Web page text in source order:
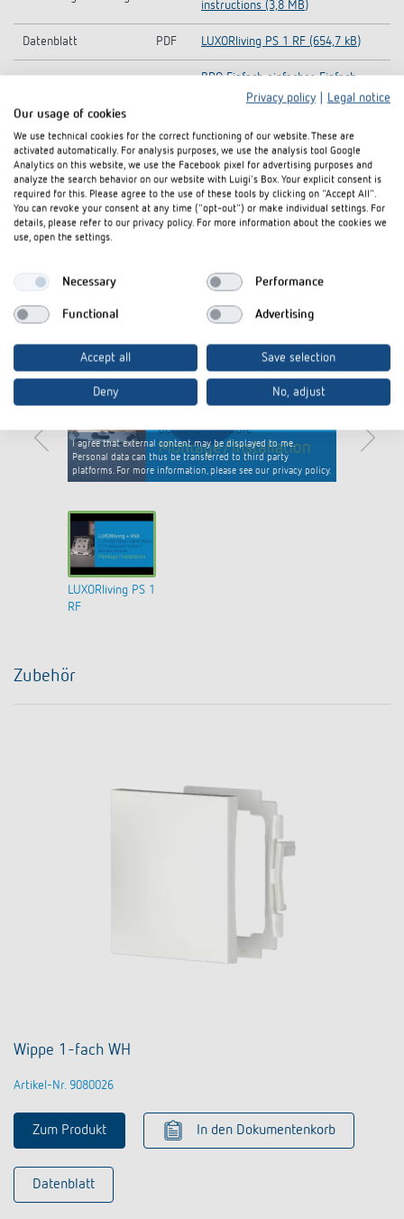
instructions (3,8 MB)
Datenblatt PDF LUXORliving PS 1 RF (654,7 kB)
BRO Einfach einfacher, Einfach
sicherer, LUXORliving Smart
Broschüre PDF
BRO LUXORliving Smart Home-
System Endkunde (2,0 MB)
Katalog PDF Gesamtkatalog 2026 (30,2 MB)
I agree that external content may be displayed to me.
Personal data can thus be transferred to third party
platforms. For more information, please see our privacy policy.
LUXORliving PS 1
RF
Zubehör
Wippe 1-fach WH
Artikel-Nr. 9080026
Zum Produkt In den Dokumentenkorb
Datenblatt
Privacy policy
Legal notice
Our usage of cookies
We use technical cookies for the correct functioning of our website. These are
activated automatically. For analysis purposes, we use the analysis tool Google
Analytics on this website, we use the Facebook pixel for advertising purposes and
analyze the search behavior on our website with Luigi's Box. Your explicit consent is
required for this. Please agree to the use of these tools by clicking on "Accept All".
You can revoke your consent at any time ("opt-out") or make individual settings. For
details, please refer to our privacy policy. For more information about the cookies we
use, open the settings.
Necessary Performance
Functional Advertising
Accept all Save selection
Deny No, adjust